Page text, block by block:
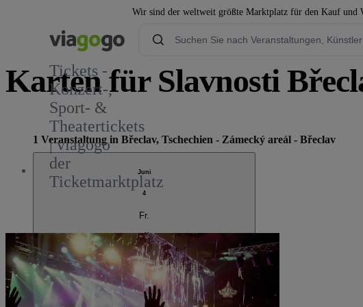
Wir sind der weltweit größte Marktplatz für den Kauf und
Tickets -
Konzert-,
Sport- &
Theatertickets
| viagogo
der
Ticketmarktplatz
Karten für Slavnosti
1 Veranstaltung in Břeclav, Tschechien - Zámecký areál - Břeclav
Juni
4
Fr.
Slavnosti Břeclav 2027
15:00 Břeclav, TschechienZámecký areál - Břeclav
Zámecký areál - Břeclav
Ausverkauft